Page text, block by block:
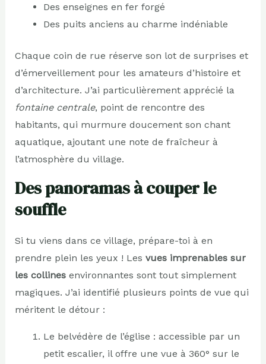
Des enseignes en fer forgé
Des puits anciens au charme indéniable
Chaque coin de rue réserve son lot de surprises et
d’émerveillement pour les amateurs d’histoire et
d’architecture. J’ai particulièrement apprécié la
fontaine centrale, point de rencontre des
habitants, qui murmure doucement son chant
aquatique, ajoutant une note de fraîcheur à
l’atmosphère du village.
Des panoramas à couper le
souffle
Si tu viens dans ce village, prépare-toi à en
prendre plein les yeux ! Les vues imprenables sur
les collinesenvironnantes sont tout simplement
magiques. J’ai identifié plusieurs points de vue qui
méritent le détour :
Le belvédère de l’église : accessible par un
petit escalier, il offre une vue à 360° sur le